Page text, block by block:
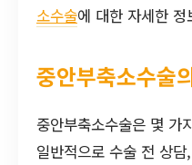
소수술에 대한 자세한
중안부축소수술
중안부축소수술은 몇 가
일반적으로 수술 전 상